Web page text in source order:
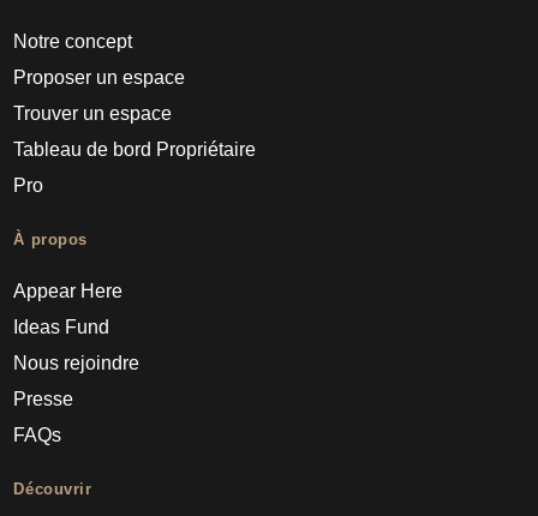
Notre concept
Proposer un espace
Trouver un espace
Tableau de bord Propriétaire
Pro
À propos
Appear Here
Ideas Fund
Nous rejoindre
Presse
FAQs
Découvrir